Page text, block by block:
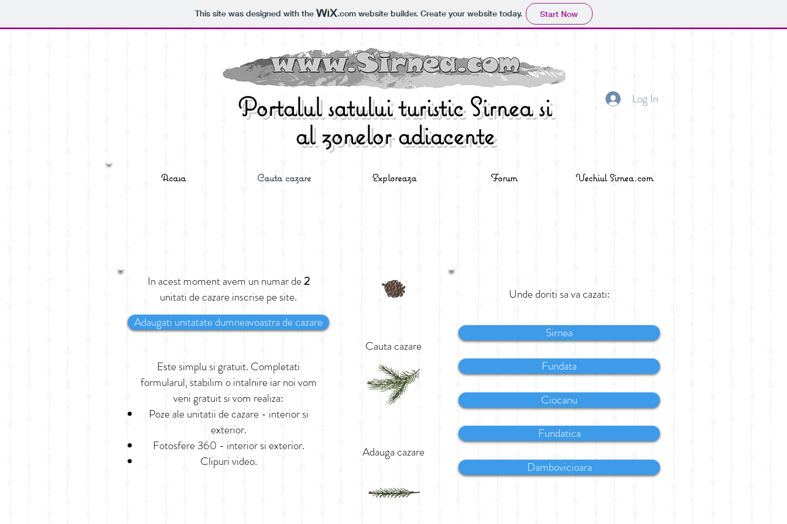
This site was designed with the .comwebsite builder. Create your website today. Start Now
Portalul satului turistic Sirnea si
al zonelor adiacente
Log In
Acasa Cauta cazare Exploreaza Forum Vechiul Sirnea.com
In acest moment avem un numar de2
unitati de cazare inscrise pe site.
Adaugati unitatate dumneavoastra de cazare
Este simplu si gratuit. Completati
formularul, stabilim o intalnire iar noi vom
veni gratuit si vom realiza:
Poze ale unitatii de cazare - interior si
exterior.
Fotosfere 360 - interior si exterior.
Clipuri video.
Cauta cazare
Adauga cazare
Unde doriti sa va cazati:
Sirnea
Fundata
Ciocanu
Fundatica
Dambovicioara